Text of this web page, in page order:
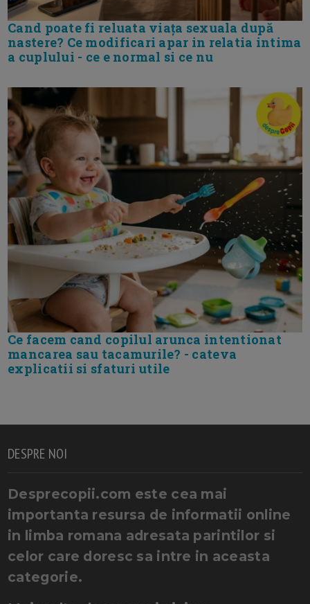
Cand poate fi reluata viața sexuala după
nastere? Ce modificari apar in relatia intima
a cuplului - ce e normal si ce nu
Ce facem cand copilul arunca intentionat
mancarea sau tacamurile? - cateva
explicatii si sfaturi utile
DESPRE NOI
Desprecopii.com este cea mai
importanta resursa de informatii online
in limba romana adresata parintilor si
celor care doresc sa intre in aceasta
categorie.